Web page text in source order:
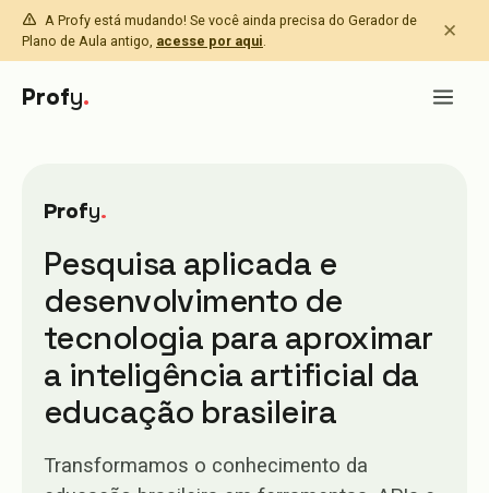
A Profy está mudando! Se você ainda precisa do Gerador de
Plano de Aula antigo, acesse por aqui. ✕
Profy.
Profy.
Pesquisa aplicada e
desenvolvimento de
tecnologia para aproximar
a inteligência artificial da
educação brasileira
Transformamos o conhecimento da